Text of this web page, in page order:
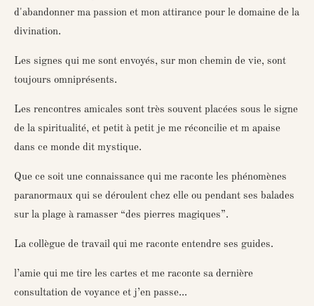
d'abandonner ma passion et mon attirance pour le domaine de la
divination.
Les signes qui me sont envoyés, sur mon chemin de vie, sont
toujours omniprésents.
Les rencontres amicales sont très souvent placées sous le signe
de la spiritualité, et petit à petit je me réconcilie et m apaise
dans ce monde dit mystique.
Que ce soit une connaissance qui me raconte les phénomènes
paranormaux qui se déroulent chez elle ou pendant ses balades
sur la plage à ramasser “des pierres magiques”.
La collègue de travail qui me raconte entendre ses guides.
l’amie qui me tire les cartes et me raconte sa dernière
consultation de voyance et j’en passe...